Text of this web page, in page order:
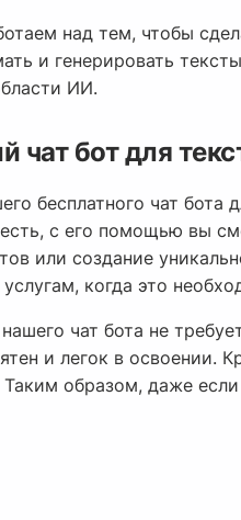
над тем, чтобы
и генерировать
ИИ.
чат бот для
бесплатного чат
с его помощью вы
или создание
когда это
чат бота не
и легок в
Таким образом, даже